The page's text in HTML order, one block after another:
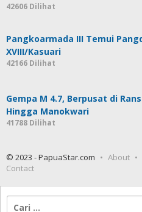
42606 Dilihat
Pangkoarmada III Temui
XVIII/Kasuari
42166 Dilihat
Gempa M 4.7, Berpusat di
Hingga Manokwari
41788 Dilihat
© 2023 - PapuaStar.com About
Contact